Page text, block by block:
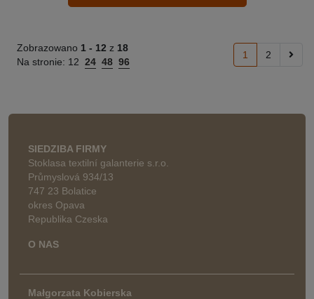
Zobrazowano 1 - 12 z 18
Na stronie: 12 24 48 96
1 2
SIEDZIBA FIRMY
Stoklasa textilní galanterie s.r.o.
Průmyslová 934/13
747 23 Bolatice
okres Opava
Republika Czeska
O NAS
Małgorzata Kobierska